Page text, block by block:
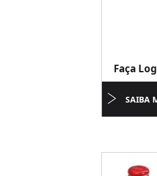
Faça
SAIBA